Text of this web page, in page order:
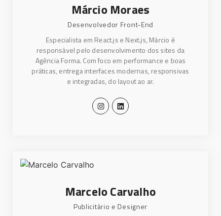
Márcio Moraes​
Desenvolvedor Front-End
Especialista em React.js e Next.js, Márcio é
responsável pelo desenvolvimento dos sites da
Agência Forma. Com foco em performance e boas
práticas, entrega interfaces modernas, responsivas
e integradas, do layout ao ar.
Marcelo Carvalho​
Publicitário e Designer